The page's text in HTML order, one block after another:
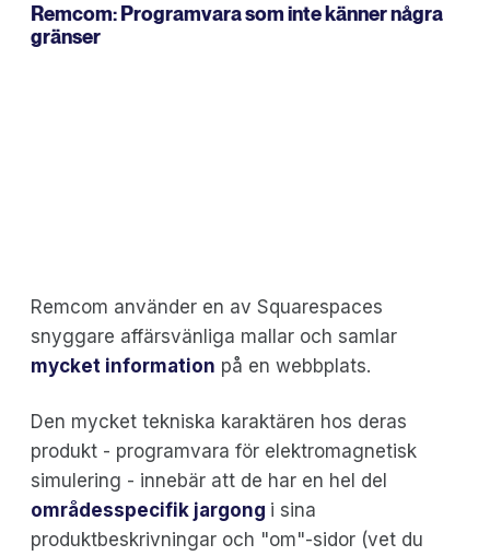
Remcom: Programvara som inte känner några
gränser
Remcom använder en av Squarespaces
snyggare affärsvänliga mallar och samlar
mycket information på en webbplats.
Den mycket tekniska karaktären hos deras
produkt - programvara för elektromagnetisk
simulering - innebär att de har en hel del
områdesspecifik jargong i sina
produktbeskrivningar och "om"-sidor (vet du